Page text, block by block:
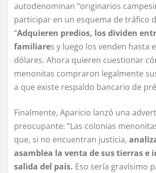
autodenominan “originarios
participar en un esquema de tráfico
“Adquieren predios, los dividen
familiares y luego los venden hasta
dólares. Ahora quieren cuestionar
menonitas compraron legalmente
a que existe respaldo bancario de
Finalmente, Aparicio lanzó una
preocupante: “Las colonias
que, si no encuentran justicia,
asamblea la venta de sus tierras e
salida del país. Eso sería gravísimo